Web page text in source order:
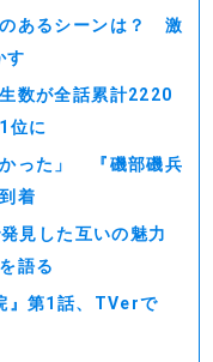
あるシーンは？ 激
す
数が全話累計2220
位に
った」 『磯部磯兵
着
見した互いの魅力
語る
』第1話、TVerで